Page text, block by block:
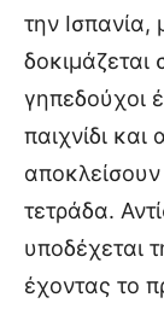
την Ισπανία,
δοκιμάζεται
γηπεδούχοι
παιχνίδι
τετράδα.
υποδέχεται
έχοντας το